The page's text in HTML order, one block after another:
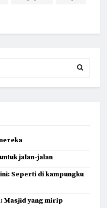
jalan-jalan
Seperti di kampungku
Masjid yang mirip